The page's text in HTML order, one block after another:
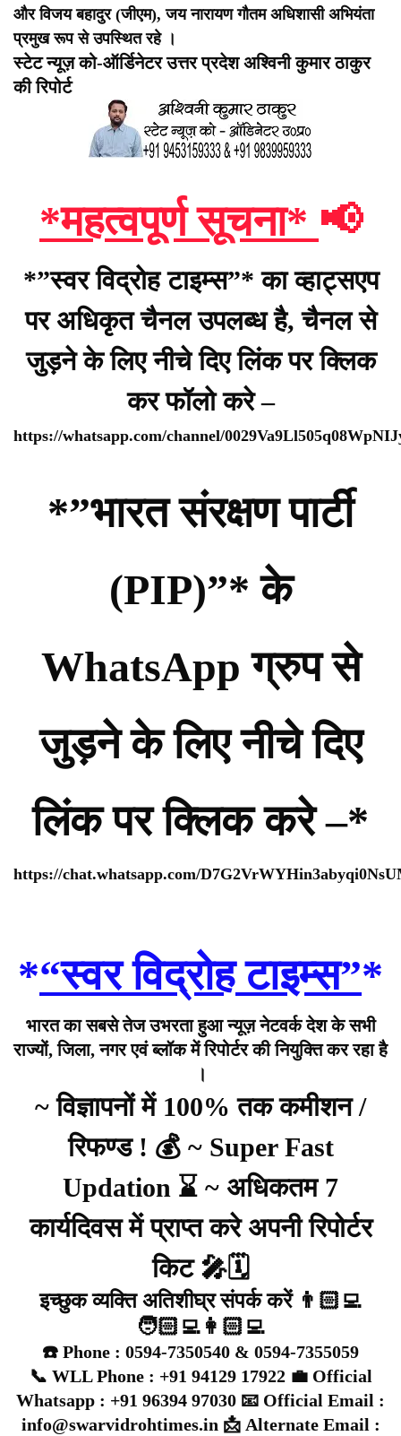
और विजय बहादुर (जीएम), जय नारायण गौतम अधिशासी अभियंता
प्रमुख रूप से उपस्थित रहे ।
स्टेट न्यूज़ को-ऑर्डिनेटर उत्तर प्रदेश अश्विनी कुमार ठाकुर
की रिपोर्ट
*महत्वपूर्ण सूचना* 📢
*”स्वर विद्रोह टाइम्स”* का व्हाट्सएप
पर अधिकृत चैनल उपलब्ध है, चैनल से
जुड़ने के लिए नीचे दिए लिंक पर क्लिक
कर फॉलो करे –
https://whatsapp.com/channel/
*”भारत संरक्षण पार्टी
(PIP)”* के
WhatsApp ग्रुप से
जुड़ने के लिए नीचे दिए
लिंक पर क्लिक करे –*
https://chat.whatsapp.com/
*“स्वर विद्रोह टाइम्स”*
भारत का सबसे तेज उभरता हुआ न्यूज़ नेटवर्क देश के सभी
राज्यों, जिला, नगर एवं ब्लॉक में रिपोर्टर की नियुक्ति कर रहा है
।
~ विज्ञापनों में 100% तक कमीशन /
रिफण्ड ! 💰 ~ Super Fast
Updation ⌛ ~ अधिकतम 7
कार्यदिवस में प्राप्त करे अपनी रिपोर्टर
किट 🎤🗓️
इच्छुक व्यक्ति अतिशीघ्र संपर्क करें 👨🏻‍💻
🧑🏻‍💻👩🏻‍💻
☎️ Phone : 0594-7350540 & 0594-7355059
📞 WLL Phone : +91 94129 17922 💼 Official
Whatsapp : +91 96394 97030 📧 Official Email :
info@swarvidrohtimes.in 📩 Alternate Email :